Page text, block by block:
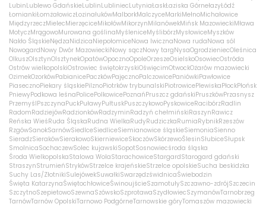
LubinLublewo GdańskieLublinLubliniecLutyniaŁaskŁaziska GórnełazyŁódź
ŁomiankiŁomżałowiczŁozinałukówMalborkMalczyceMarkiMełnoMichałowice
MiędzyrzeczMielecMierzęciceMikołówMikorzynMilanówekMińsk MazowieckiMława
MotyczMrągowoMurowana goślinaMyśleniceMyślibórzMysłowiceMyszków
Nakło ŚląskieNędzaNidzicaNiepołomiceNowa IwicznaNowa rudaNowa sól
NowogardNowy Dwór MazowieckiNowy sączNowy targNysaOgrodzieniecOleśnica
OlkuszOlsztynOlsztynekOpatówOpocznoOpoleOrzeszeOsielskoOsowiecOstróda
Ostrów wielkopolskiOstrowiec świętokrzyskiOświęcimOtwockOżarów mazowiecki
OzimekOzorkówPabianicePaczkówPajęcznoPalczowicePaniówkiPawłowice
PiasecznoPiekary śląskiePilznoPiotrków trybunalskiPiotrowicePlewiskaPłockPłońsk
PniewyPodkowa leśnaPolicePolkowicePoznańPruszcz gdańskiPruszkówPrzasnysz
PrzemyślPszczynaPuckPuławyPułtuskPuszczykowoPyskowiceRacibórzRadlin
RadomRadziejówRadzionkówRadzyminRadzyń chełmińskiRaszynRawicz
Reńska WieśRuda ŚląskaRudna WielkaRudyRudziczkaRumiaRybnikRzeszów
RzgówSanokSarnówSiedlceSiedliceSiemianowice śląskieSiemoniaSienno
SieradzSierakówSierakowoSkierniewiceSkoczówSkórzewoŚlesinSłubiceSłupsk
SmolnicaSochaczewSolec kujawskiSopotSosnowiecśroda śląska
Środa WielkopolskaStalowa WolaStarachowiceStargardStarogard gdański
StraszynStrumieńStrykówStrzelce krajeńskieStrzelce opolskieSucha beskidzka
Suchy Las/ZłotnikiSulejówekSuwałkiSwarzędzświdnicaŚwiebodzin
Święta KatarzynaŚwiętochłowiceŚwinoujścieSzamotułySzczawno-zdrójSzczecin
SzczytnoSzepietowoSzewnaSzówskoSzprotawaSzydłowiecSzymanówTarnobrzeg
TarnówTarnów OpolskiTarnowo PodgórneTarnowskie góryTomaszów mazowiecki